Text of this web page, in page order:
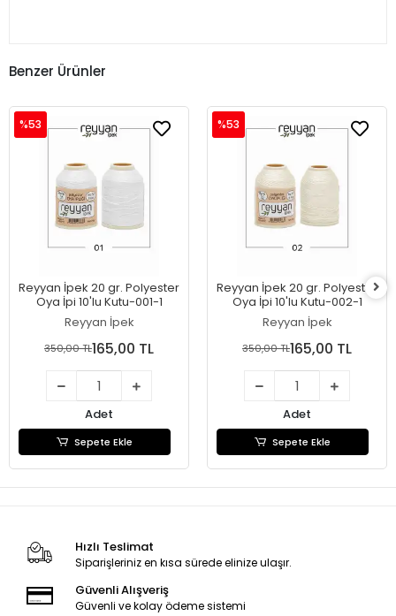
Benzer Ürünler
Reyyan İpek 20 gr. Polyester
Oya İpi 10'lu Kutu-001-1
Reyyan İpek
%53
350,00 TL165,00 TL
Adet
Sepete Ekle
Reyyan İpek 20 gr. Polyester
Oya İpi 10'lu Kutu-002-1
Reyyan İpek
%53
350,00 TL165,00 TL
Adet
Sepete Ekle
Hızlı Teslimat
Siparişleriniz en kısa sürede elinize ulaşır.
Güvenli Alışveriş
Güvenli ve kolay ödeme sistemi